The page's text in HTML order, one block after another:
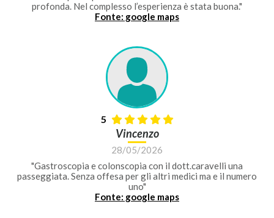
profonda. Nel complesso l’esperienza è stata buona."
Fonte: google maps
5
Vincenzo
28/05/2026
"Gastroscopia e colonscopia con il dott.caravelli una
passeggiata. Senza offesa per gli altri medici ma e il numero
uno"
Fonte: google maps